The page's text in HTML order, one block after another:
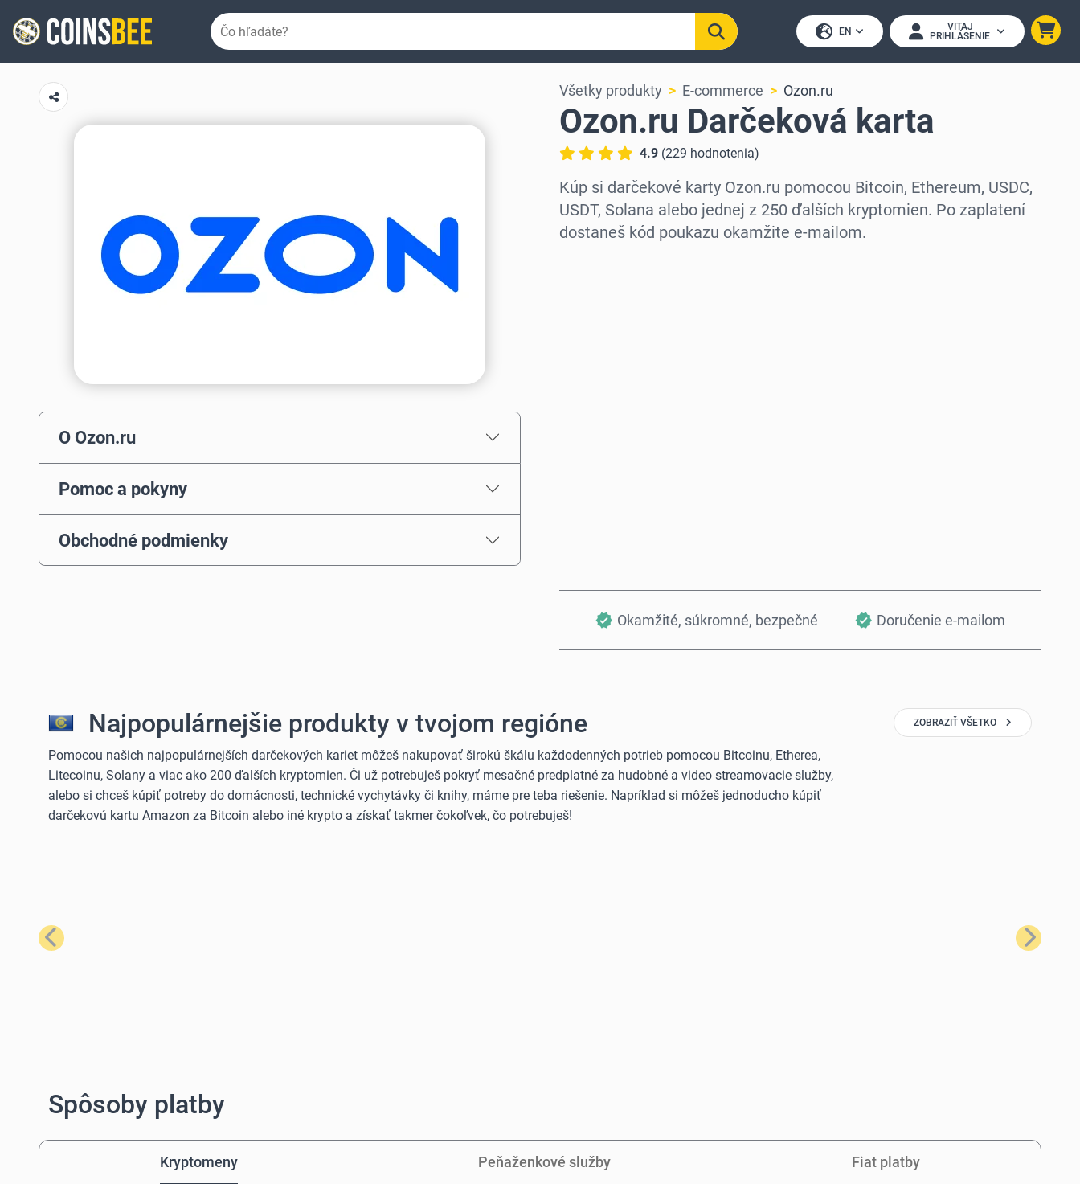
EN
VITAJ
PRIHLÁSENIE
O Ozon.ru
Pomoc a pokyny
Obchodné podmienky
Všetky produkty E-commerce Ozon.ru
Ozon.ru Darčeková karta
4.9 (229 hodnotenia)
Kúp si darčekové karty Ozon.ru pomocou Bitcoin, Ethereum, USDC,
USDT, Solana alebo jednej z 250 ďalších kryptomien. Po zaplatení
dostaneš kód poukazu okamžite e-mailom.
Okamžité, súkromné, bezpečné Doručenie e-mailom
Najpopulárnejšie produkty v tvojom regióne
Pomocou našich najpopulárnejších darčekových kariet môžeš nakupovať širokú škálu každodenných potrieb pomocou Bitcoinu, Etherea,
Litecoinu, Solany a viac ako 200 ďalších kryptomien. Či už potrebuješ pokryť mesačné predplatné za hudobné a video streamovacie služby,
alebo si chceš kúpiť potreby do domácnosti, technické vychytávky či knihy, máme pre teba riešenie. Napríklad si môžeš jednoducho kúpiť
darčekovú kartu Amazon za Bitcoin alebo iné krypto a získať takmer čokoľvek, čo potrebuješ!
ZOBRAZIŤ VŠETKO
Predchádzajúci Ďalší
Spôsoby platby
Kryptomeny Peňaženkové služby Fiat platby